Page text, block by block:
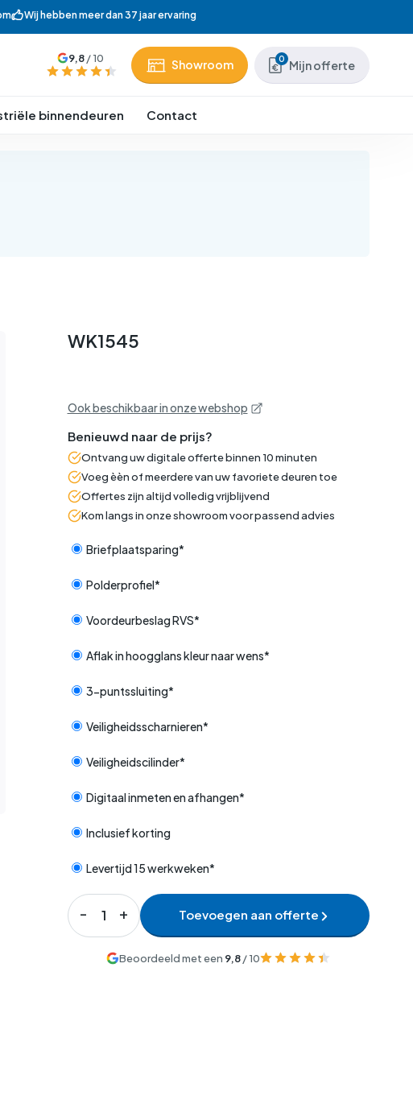
Wij hebben meer dan 37 jaar ervaring
Showroom 0 Mijn offerte
9,8/ 10
binnendeuren Contact
WK1545
Ook beschikbaar in onze webshop
Benieuwd naar de prijs?
Ontvang uw digitale offerte binnen 10 minuten
Voeg èèn of meerdere van uw favoriete deuren toe
Offertes zijn altijd volledig vrijblijvend
Kom langs in onze showroom voor passend advies
Briefplaatsparing*
Polderprofiel*
Voordeurbeslag RVS*
Aflak in hoogglans kleur naar wens*
3-puntssluiting*
Veiligheidsscharnieren*
Veiligheidscilinder*
Digitaal inmeten en afhangen*
Inclusief korting
Levertijd 15 werkweken*
Toevoegen aan offerte
Beoordeeld met een 9,8/ 10